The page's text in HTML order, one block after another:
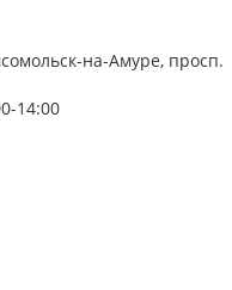
на-Амуре, просп.
14:00